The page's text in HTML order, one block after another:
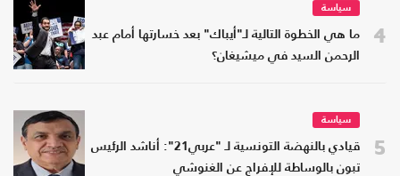
4
سياسة
ما هي الخطوة التالية لـ"أيباك" بعد خسارتها أمام عبد
الرحمن السيد في ميشيغان؟
5
سياسة
قيادي بالنهضة التونسية لـ "عربي21": أناشد الرئيس
تبون بالوساطة للإفراج عن الغنوشي